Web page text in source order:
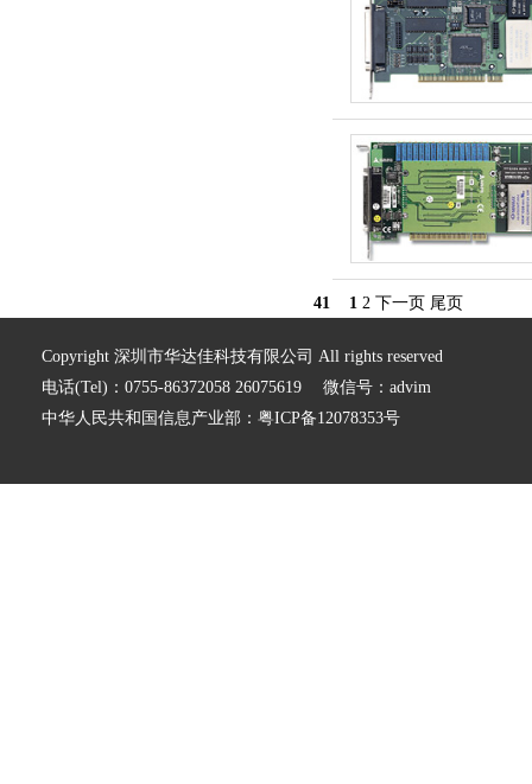
41 1 2 下一页 尾页
Copyright 深圳市华达佳科技有限公司 All rights reserved
电话(Tel)：0755-86372058 26075619 微信号：advim
中华人民共和国信息产业部： 粤ICP备12078353号